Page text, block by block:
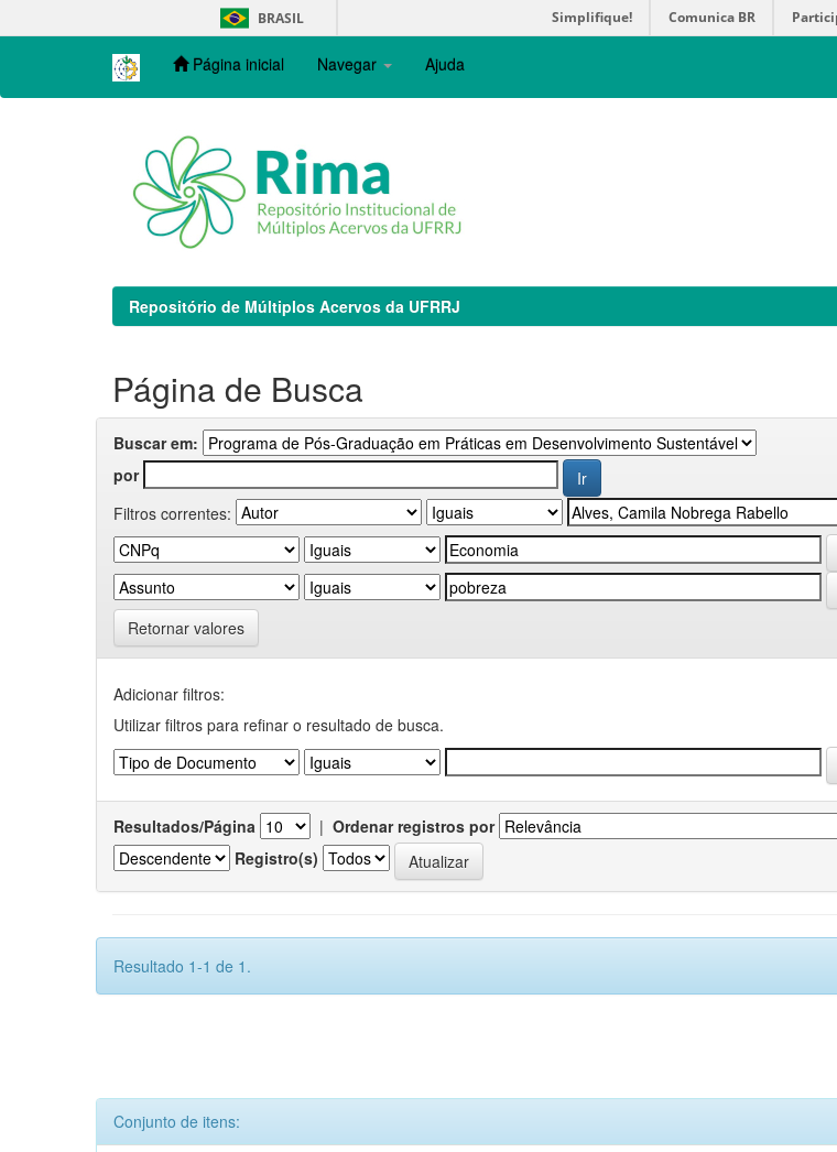
navigation
BRASIL Simplifique! Comunica BR
Página inicial Navegar Ajuda
Repositório de Múltiplos Acervos da UFRRJ
Página de Busca
Buscar em:
por
Filtros correntes:
Retornar valores
Adicionar filtros:
Utilizar filtros para refinar o resultado de busca.
Resultados/Página | Ordenar registros por
Registro(s)
Resultado 1-1 de 1.
Conjunto de itens: